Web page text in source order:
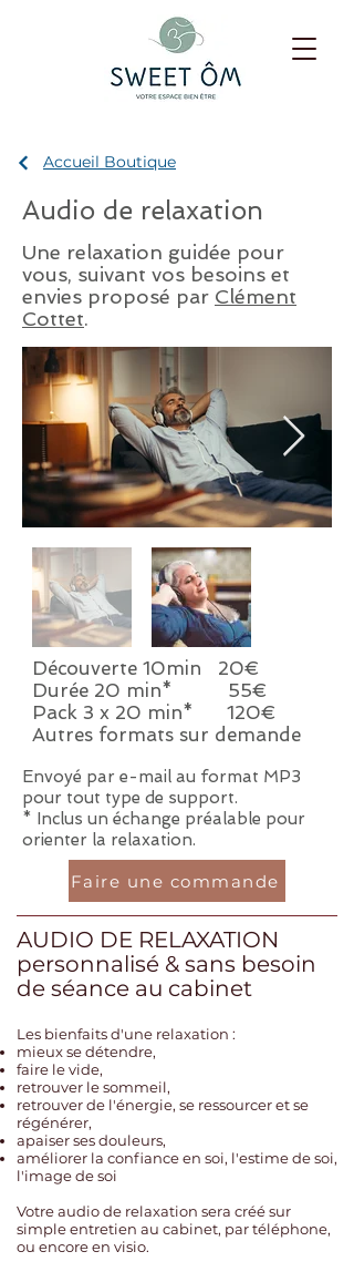
Accueil Boutique
Audio de relaxation
Une relaxation guidée pour
vous, suivant vos besoins et
envies proposé par Clément
Cottet.
Découverte 10min 20€
Durée 20 min* 55€
Pack 3 x 20 min* 120€
Autres formats sur demande
Envoyé par e-mail au format MP3
pour tout type de support.
* Inclus un échange préalable pour
orienter la relaxation.
Faire une commande
AUDIO DE RELAXATION
personnalisé & sans besoin
de séance au cabinet
Les bienfaits d'une relaxation :
mieux se détendre,
faire le vide,
retrouver le sommeil,
retrouver de l'énergie, se ressourcer et se
régénérer,
apaiser ses douleurs,
améliorer la confiance en soi, l'estime de soi,
l'image de soi
Votre audio de relaxation sera créé sur
simple entretien au cabinet, par téléphone,
ou encore en visio.